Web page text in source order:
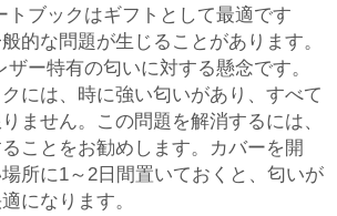
トブックはギフトとして最適です
的な問題が生じることがあります。
ー特有の匂いに対する懸念です。
には、時に強い匂いがあり、すべて
ません。この問題を解消するには、
ことをお勧めします。カバーを開
所に1～2日間置いておくと、匂いが
になります。